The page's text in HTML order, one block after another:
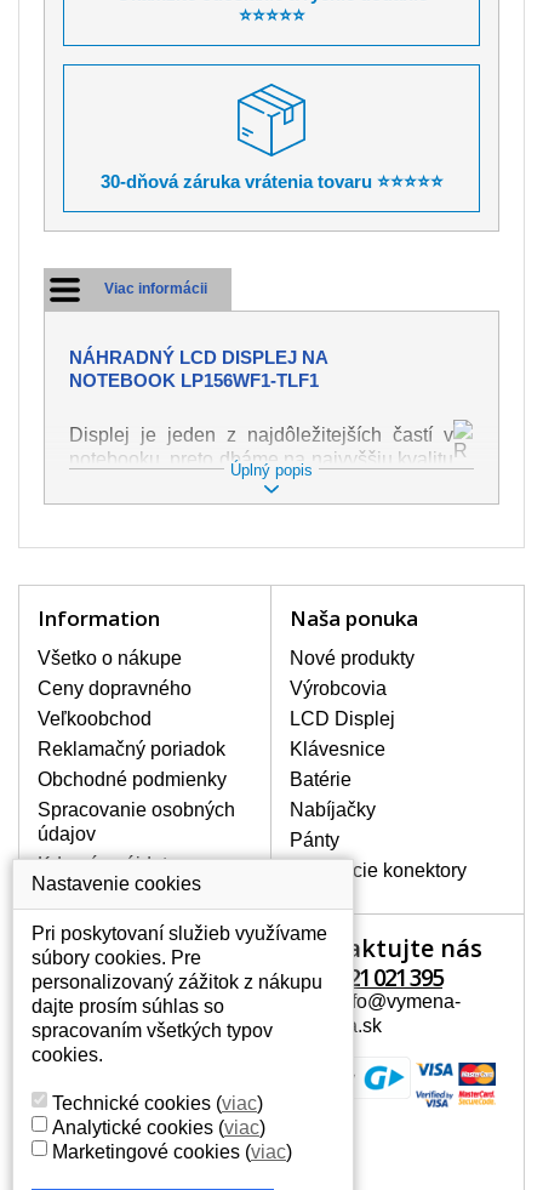
⭐⭐⭐⭐⭐
30-dňová záruka vrátenia tovaru ⭐⭐⭐⭐⭐
Viac informácii
NÁHRADNÝ LCD DISPLEJ NA
NOTEBOOK LP156WF1-TLF1
Displej je jeden z najdôležitejších častí v
notebooku, preto dbáme na najvyššiu kvalitu
tohto náhradného dielu. Slúži k
zobrazovaniu textu či obrazu v rôznej
najväčšou opatrnosťou. Medzi najčastejšie
poškodenie napr. prasklinu alebo
poškrábanie. Ďalej zvislé pruhy, nesvietiaci
displej, preblikávanie alebo nerovnomerný
jas.
LCD DISPLEJE NAJVYŠŠEJ
KVALITY !
Skladom držíme len originálne displeje, ktoré
spĺňajú vysokú kvalitu triedy A+ bez chybných
pixelov a to po celú dobu záruky.
AKO ZISTÍTE AKÝ POTREBUJETE
DISPLEJ PRE SVOJ NOTEBOOK?
Displej je možné dohľadať podľa modelu
notebooku, ktorý je uvedený na spodnej
strane notebooku na štítku alebo pod
batériou. Býva tiež znázornený na
rámčeku alebo pri klávesnici. V prípade,
že máte displej demontovaný, dohľadáte
to vďaka modelovému označeniu z
displeja, ktoré sa nachádza na štítku pri
EAN kóde.
Úplný popis
Information
Všetko o nákupe
Ceny dopravného
Veľkoobchod
Reklamačný poriadok
Obchodné podmienky
Spracovanie osobných
údajov
Kde nás nájdete
Naša ponuka
Nové produkty
Výrobcovia
LCD Displej
Klávesnice
Batérie
Nabíjačky
Pánty
Napájacie konektory
Váš účet
Váš účet
Osobné informácie
Adresy
Kontaktujte nás
+421 221 021 395
Mail: info@vymena-
displeja.sk
Nastavenie cookies
Pri poskytovaní služieb využívame
súbory cookies. Pre
personalizovaný zážitok z nákupu
dajte prosím súhlas so
spracovaním všetkých typov
cookies.
Technické cookies (viac)
Analytické cookies (viac)
Marketingové cookies (viac)